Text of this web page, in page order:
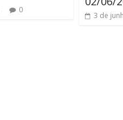
0
3 de